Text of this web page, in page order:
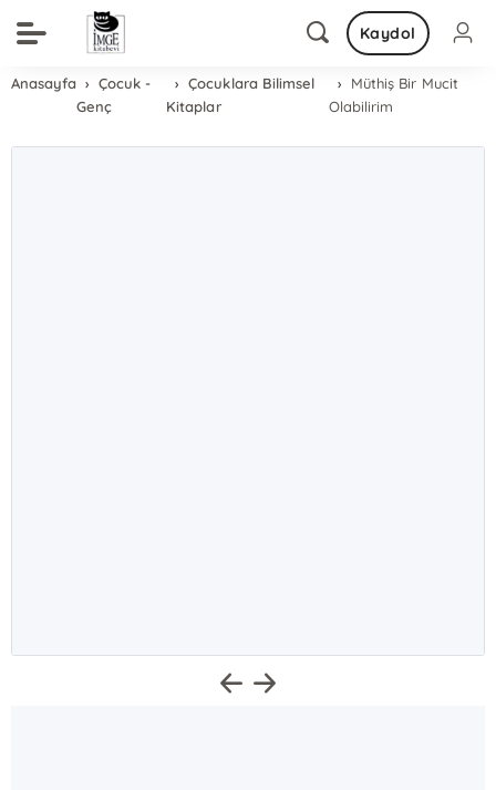
Kaydol
Anasayfa
Çocuk -
Genç
Çocuklara Bilimsel
Kitaplar
Müthiş Bir Mucit
Olabilirim